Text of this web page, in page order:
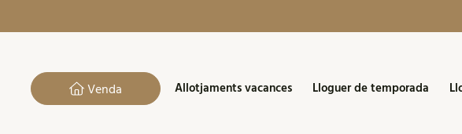
Venda Allotjaments vacances Lloguer de temporada